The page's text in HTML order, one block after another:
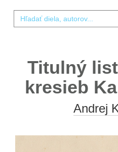
Titulný
kresieb
Andrej